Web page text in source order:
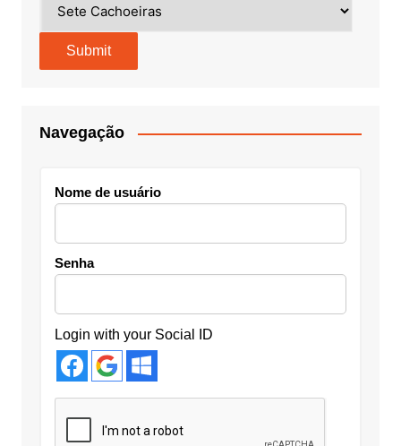
Navegação
Nome de usuário
Senha
Login with your Social ID